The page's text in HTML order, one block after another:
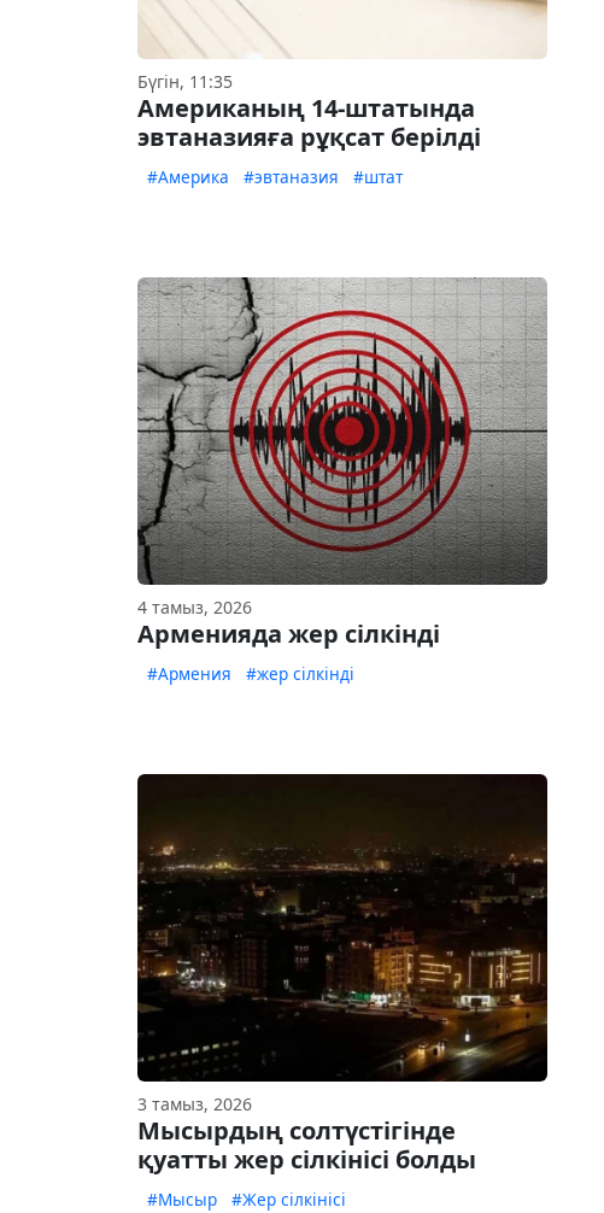
Бүгін, 11:35
Американың 14-штатында
эвтаназияға рұқсат берілді
#Америка #эвтаназия #штат
4 тамыз, 2026
Арменияда жер сілкінді
#Армения #жер сілкінді
3 тамыз, 2026
Мысырдың солтүстігінде
қуатты жер сілкінісі болды
#Мысыр #Жер сілкінісі